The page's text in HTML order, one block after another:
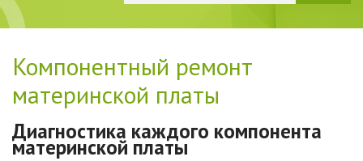
Компонентный ремонт
материнской платы
Диагностика каждого компонента
материнской платы